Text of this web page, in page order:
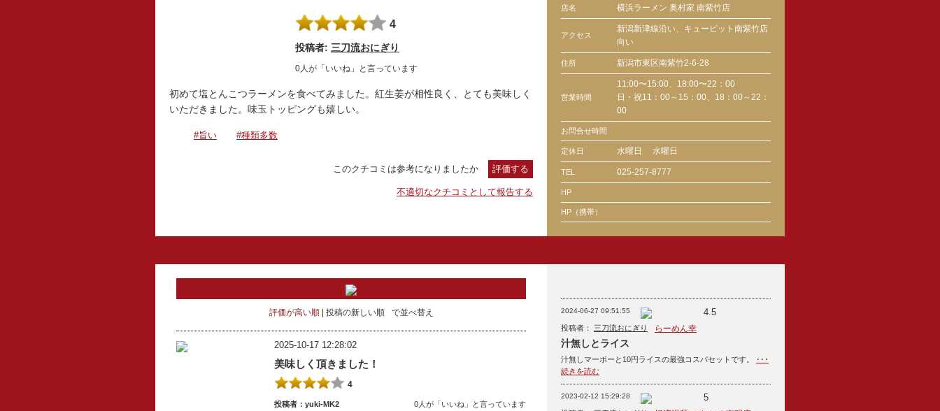
4
投稿者: 三刀流おにぎり
0人が「いいね」と言っています
初めて塩とんこつラーメンを食べてみました。紅生姜が相性良く、とても美味しく
いただきました。味玉トッピングも嬉しい。
#旨い #種類多数
このクチコミは参考になりましたか 評価する
不適切なクチコミとして報告する
店名 横浜ラーメン 奥村家 南紫竹店
アクセス
新潟新津線沿い、キューピット南紫竹店
向い
住所 新潟市東区南紫竹2-6-28
営業時間
11:00〜15:00、18:00〜22：00
日・祝11：00～15：00、18：00～22：
00
お問合せ時間
定休日 水曜日 水曜日
TEL 025-257-8777
HP
HP（携帯）
評価が高い順 投稿の新しい順 で並べ替え
2025-10-17 12:28:02
美味しく頂きました！
4
投稿者：yuki-MK2
0人が「いいね」と言っています
2024-06-27 09:51:55 4.5
投稿者： 三刀流おにぎり らーめん幸
汁無しとライス
汁無しマーボーと10円ライスの最強コスパセットです。
･･･
続きを読む
2023-02-12 15:29:28 5